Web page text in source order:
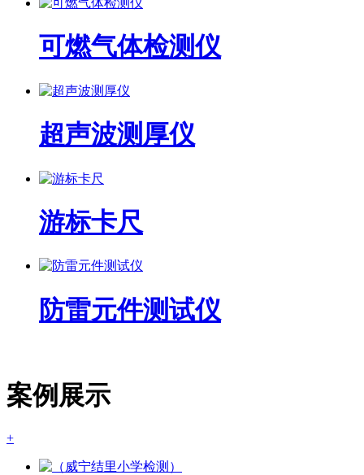
可燃气体检测仪
超声波测厚仪
游标卡尺
防雷元件测试仪
案例展示
+